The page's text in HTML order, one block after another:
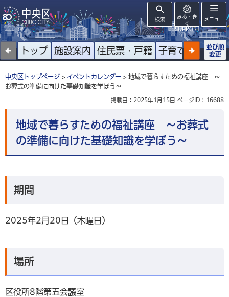
検索
みる・き
く
SUPPORT
メニュー
トップ 施設案内 住民票・戸籍 子育て 高齢者
並び順
変更
中央区トップページ > イベントカレンダー > 地域で暮らすための福祉講座 ～
お葬式の準備に向けた基礎知識を学ぼう～
掲載日：2025年1月15日 ページID：16688
地域で暮らすための福祉講座 ～お葬式
の準備に向けた基礎知識を学ぼう～
期間
2025年2月20日（木曜日）
場所
区役所8階第五会議室